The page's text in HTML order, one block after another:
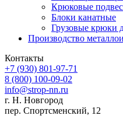
Крюковые
Блоки канатные
Грузовые крюки
Производство
Контакты
+7 (930) 801-97-71
8 (800) 100-09-02
info@strop-nn.ru
г. Н. Новгород
пер. Спортсменский, 12